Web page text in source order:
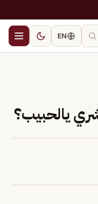
EN
يالحبيب؟